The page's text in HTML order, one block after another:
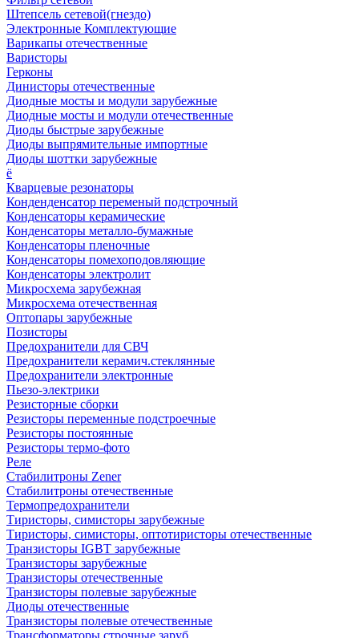
Штепсель сетевой(гнездо)
Электронные Комплектующие
Варикапы отечественные
Варисторы
Герконы
Динисторы отечественные
Диодные мосты и модули зарубежные
Диодные мосты и модули отечественные
Диоды быстрые зарубежные
Диоды выпрямительные импортные
Диоды шоттки зарубежные
ё
Кварцевые резонаторы
Конденденсатор переменый подстрочный
Конденсаторы керамические
Конденсаторы металло-бумажные
Конденсаторы пленочные
Конденсаторы помехоподовляющие
Конденсаторы электролит
Микросхема зарубежная
Микросхема отечественная
Оптопары зарубежные
Позисторы
Предохранители для СВЧ
Предохранители керамич.стеклянные
Предохранители электронные
Пьезо-электрики
Резисторные сборки
Резисторы переменные подстроечные
Резисторы постоянные
Резисторы термо-фото
Реле
Стабилитроны Zener
Стабилитроны отечественные
Термопредохранители
Тиристоры, симисторы зарубежные
Тиристоры, симисторы, оптотиристоры отечественные
Транзисторы IGBT зарубежные
Транзисторы зарубежные
Транзисторы отечественные
Транзисторы полевые зарубежные
Диоды отечественные
Транзисторы полевые отечественные
Трансформаторы строчные заруб.